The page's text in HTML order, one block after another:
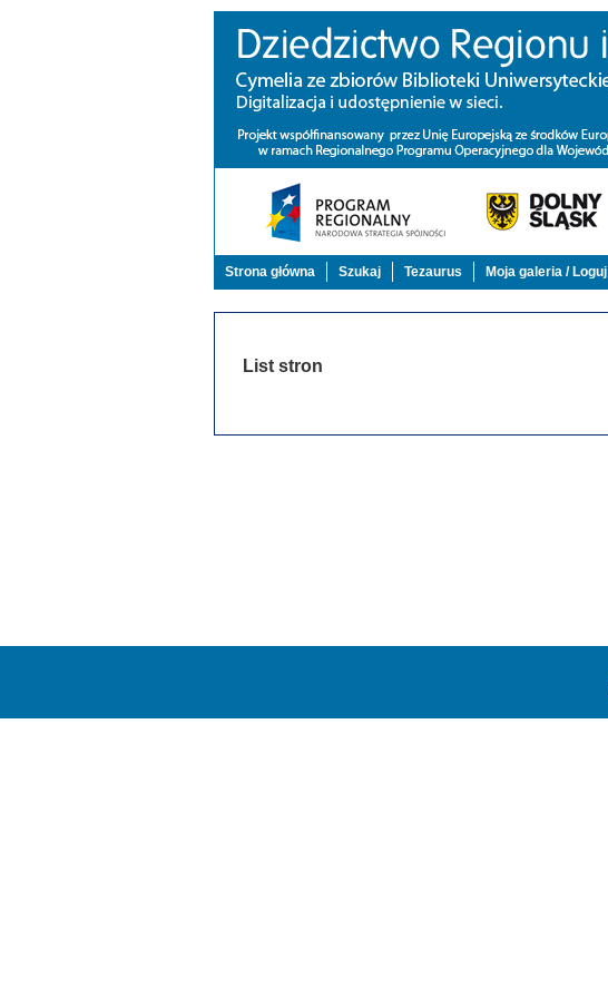
Strona główna Szukaj Tezaurus Moja galeria / Loguj
List stron